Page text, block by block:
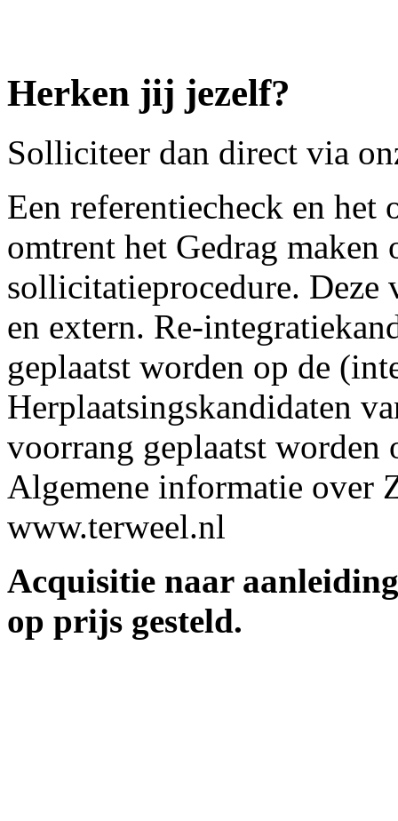
Herken jij jezelf?
Solliciteer dan direct via
Een referentiecheck en het
omtrent het Gedrag maken
sollicitatieprocedure.
en extern. Re-
geplaatst worden op de
Herplaatsingskandidaten
voorrang geplaatst worden
Algemene informatie over
www.terweel.nl
Acquisitie naar
op prijs gesteld.